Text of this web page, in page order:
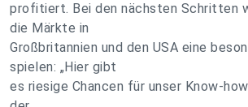
profitiert. Bei den nächsten Schritten
die Märkte in
Großbritannien und den USA eine
spielen: „Hier gibt
es riesige Chancen für unser Know-